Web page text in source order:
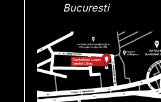
Bucuresti